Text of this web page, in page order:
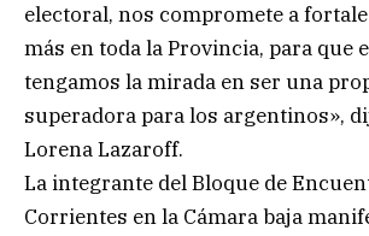
electoral, nos compromete a
más en toda la Provincia, para que
tengamos la mirada en ser una
superadora para los argentinos»,
Lorena Lazaroff.
La integrante del Bloque de
Corrientes en la Cámara baja